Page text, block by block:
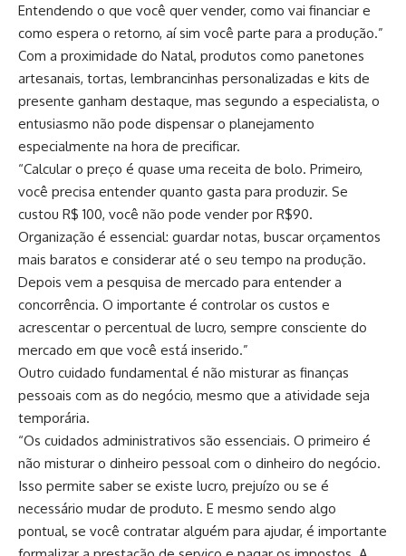
Entendendo o que você quer vender, como vai financiar e
como espera o retorno, aí sim você parte para a produção.”
Com a proximidade do Natal, produtos como panetones
artesanais, tortas, lembrancinhas personalizadas e kits de
presente ganham destaque, mas segundo a especialista, o
entusiasmo não pode dispensar o planejamento
especialmente na hora de precificar.
“Calcular o preço é quase uma receita de bolo. Primeiro,
você precisa entender quanto gasta para produzir. Se
custou R$ 100, você não pode vender por R$90.
Organização é essencial: guardar notas, buscar orçamentos
mais baratos e considerar até o seu tempo na produção.
Depois vem a pesquisa de mercado para entender a
concorrência. O importante é controlar os custos e
acrescentar o percentual de lucro, sempre consciente do
mercado em que você está inserido.”
Outro cuidado fundamental é não misturar as finanças
pessoais com as do negócio, mesmo que a atividade seja
temporária.
“Os cuidados administrativos são essenciais. O primeiro é
não misturar o dinheiro pessoal com o dinheiro do negócio.
Isso permite saber se existe lucro, prejuízo ou se é
necessário mudar de produto. E mesmo sendo algo
pontual, se você contratar alguém para ajudar, é importante